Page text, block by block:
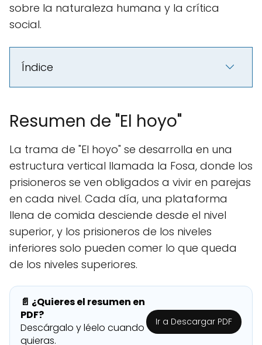
sobre la naturaleza humana y la crítica
social.
Índice
Resumen de "El hoyo"
La trama de "El hoyo" se desarrolla en una
estructura vertical llamada la Fosa, donde los
prisioneros se ven obligados a vivir en parejas
en cada nivel. Cada día, una plataforma
llena de comida desciende desde el nivel
superior, y los prisioneros de los niveles
inferiores solo pueden comer lo que queda
de los niveles superiores.
📄 ¿Quieres el resumen en
PDF?
Descárgalo y léelo cuando
quieras.
Ir a Descargar PDF